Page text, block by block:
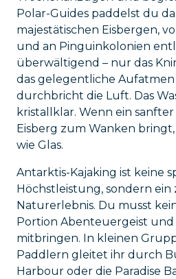
Polar-Guides paddelst du
majestätischen Eisbergen,
und an Pinguinkolonien
überwältigend – nur das
das gelegentliche Aufatmen
durchbricht die Luft. Das
kristallklar. Wenn ein
Eisberg zum Wanken
wie Glas.
Antarktis-Kajaking ist keine
Höchstleistung, sondern
Naturerlebnis. Du musst
Portion Abenteuergeist
mitbringen. In kleinen
Paddlern gleitet ihr durch
Harbour oder die Paradise